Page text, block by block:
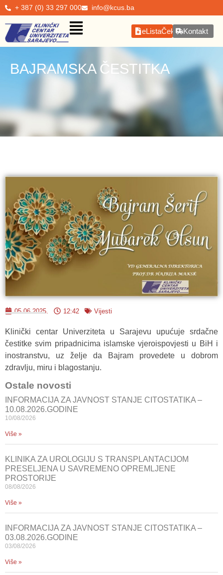
+ 387 (0) 33 297 000 info@kcus.ba
eListaČekanjaKontakt
BAJRAMSKA ČESTITKA
05.06.2025. 12:42 Vijesti
Klinički centar Univerziteta u Sarajevu upućuje srdačne
čestitke svim pripadnicima islamske vjeroispovjesti u BiH i
inostranstvu, uz želje da Bajram provedete u dobrom
zdravlju, miru i blagostanju.
Ostale novosti
INFORMACIJA ZA JAVNOST STANJE CITOSTATIKA –
10.08.2026.GODINE
10/08/2026
Više »
KLINIKA ZA UROLOGIJU S TRANSPLANTACIJOM
PRESELJENA U SAVREMENO OPREMLJENE
PROSTORIJE
08/08/2026
Više »
INFORMACIJA ZA JAVNOST STANJE CITOSTATIKA –
03.08.2026.GODINE
03/08/2026
Više »